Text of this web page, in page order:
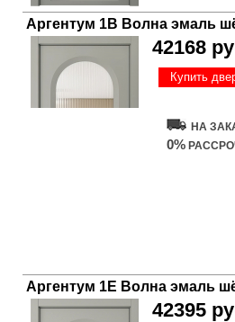
Аргентум 1В Волна эмаль
42168
Купить
НА
0%
Аргентум 1E Волна эмаль
42395